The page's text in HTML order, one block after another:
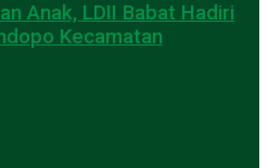
Anak, LDII Babat Hadiri
Kecamatan